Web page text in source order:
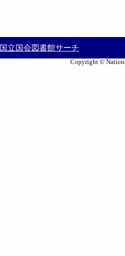
国立国会図書館サーチ
Copyright ©